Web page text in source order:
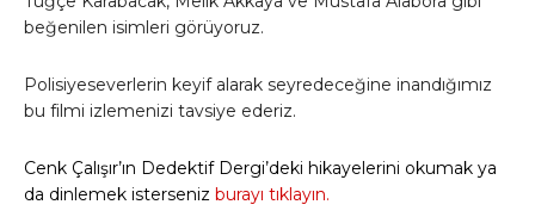
beğenilen isimleri görüyoruz.
Polisiyeseverlerin keyif alarak seyredeceğine inandığımız
bu filmi izlemenizi tavsiye ederiz.
Cenk Çalışır’ın Dedektif Dergi’deki hikayelerini okumak ya
da dinlemek isterseniz burayı tıklayın.